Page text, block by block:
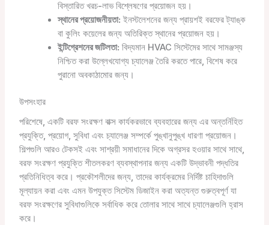
বিস্তারিত খরচ-লাভ বিশ্লেষণের প্রয়োজন হয়।
স্থানের প্রয়োজনীয়তা: ইনস্টলেশনের জন্য প্রায়শই বরফের ট্যাঙ্ক
বা কুলিং কয়েলের জন্য অতিরিক্ত স্থানের প্রয়োজন হয়।
ইন্টিগ্রেশনের জটিলতা: বিদ্যমান HVAC সিস্টেমের সাথে সামঞ্জস্য
নিশ্চিত করা উল্লেখযোগ্য চ্যালেঞ্জ তৈরি করতে পারে, বিশেষ করে
পুরানো অবকাঠামোর জন্য।
উপসংহার
পরিশেষে, একটি বরফ সংরক্ষণ বাক্স কার্যকরভাবে ব্যবহারের জন্য এর অন্তর্নিহিত
প্রযুক্তি, প্রয়োগ, সুবিধা এবং চ্যালেঞ্জ সম্পর্কে পুঙ্খানুপুঙ্খ ধারণা প্রয়োজন।
শিল্পগুলি আরও টেকসই এবং সাশ্রয়ী সমাধানের দিকে অগ্রসর হওয়ার সাথে সাথে,
বরফ সংরক্ষণ প্রযুক্তি শীতলকরণ ব্যবস্থাপনার জন্য একটি উদ্ভাবনী পদ্ধতির
প্রতিনিধিত্ব করে। প্রকৌশলীদের জন্য, তাদের কার্যক্রমের নির্দিষ্ট চাহিদাগুলি
মূল্যায়ন করা এবং এমন উপযুক্ত সিস্টেম ডিজাইন করা অত্যন্ত গুরুত্বপূর্ণ যা
বরফ সংরক্ষণের সুবিধাগুলিকে সর্বাধিক করে তোলার সাথে সাথে চ্যালেঞ্জগুলি হ্রাস
করে।